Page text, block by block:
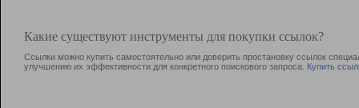
Какие существуют инструменты для покупки ссылок?
Ссылки можно купить самостоятельно или доверить простановку ссылок
улучшению их эффективности для конкретного поискового запроса. Купить